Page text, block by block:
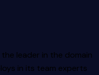
the leader in the domain
in its team experts